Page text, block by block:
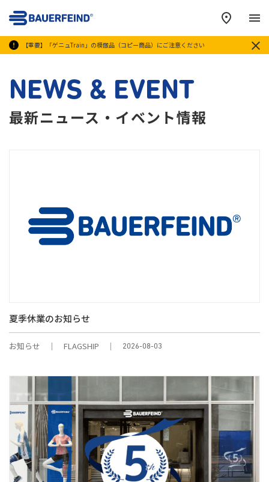
【重要】「ゲニュTrain」の模倣品（コピー商品）にご注意ください
メ
NEWS & EVENT
最新ニュース・イベント情報
夏季休業のお知らせ
お知らせ FLAGSHIP 2026-08-03